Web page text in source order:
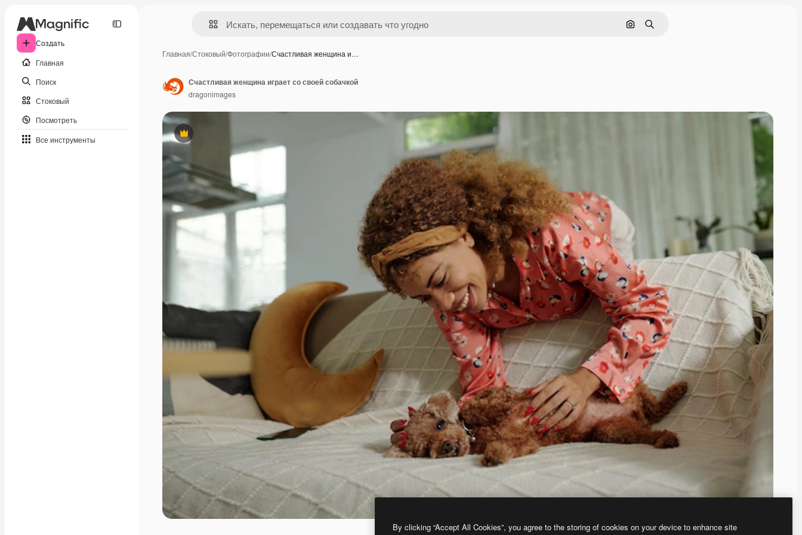
Создать
Главная
Поиск
Стоковый
Посмотреть
Все инструменты
Поиск по изображению
Поиск
Главная/Стоковый/Фотографии/Счастливая женщина и…
Премиум
Счастливая женщина играет со своей собачкой
dragonimages
By clicking “Accept All Cookies”, you agree to the storing of cookies on your device to enhance site